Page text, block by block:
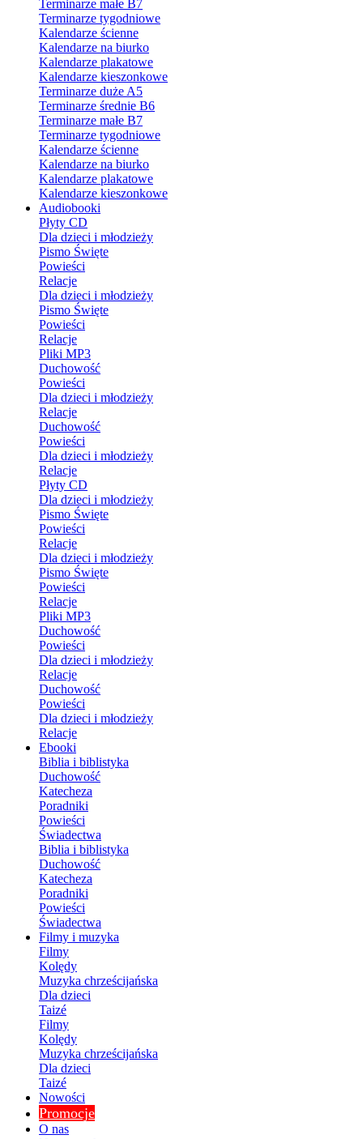
Terminarze małe B7
Terminarze tygodniowe
Kalendarze ścienne
Kalendarze na biurko
Kalendarze plakatowe
Kalendarze kieszonkowe
Terminarze duże A5
Terminarze średnie B6
Terminarze małe B7
Terminarze tygodniowe
Kalendarze ścienne
Kalendarze na biurko
Kalendarze plakatowe
Kalendarze kieszonkowe
Audiobooki
Płyty CD
Dla dzieci i młodzieży
Pismo Święte
Powieści
Relacje
Dla dzieci i młodzieży
Pismo Święte
Powieści
Relacje
Pliki MP3
Duchowość
Powieści
Dla dzieci i młodzieży
Relacje
Duchowość
Powieści
Dla dzieci i młodzieży
Relacje
Płyty CD
Dla dzieci i młodzieży
Pismo Święte
Powieści
Relacje
Dla dzieci i młodzieży
Pismo Święte
Powieści
Relacje
Pliki MP3
Duchowość
Powieści
Dla dzieci i młodzieży
Relacje
Duchowość
Powieści
Dla dzieci i młodzieży
Relacje
Ebooki
Biblia i biblistyka
Duchowość
Katecheza
Poradniki
Powieści
Świadectwa
Biblia i biblistyka
Duchowość
Katecheza
Poradniki
Powieści
Świadectwa
Filmy i muzyka
Filmy
Kolędy
Muzyka chrześcijańska
Dla dzieci
Taizé
Filmy
Kolędy
Muzyka chrześcijańska
Dla dzieci
Taizé
Nowości
Promocje
O nas